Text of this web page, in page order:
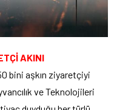
AKINI
bini aşkın ziyaretçiyi
ve Teknolojileri